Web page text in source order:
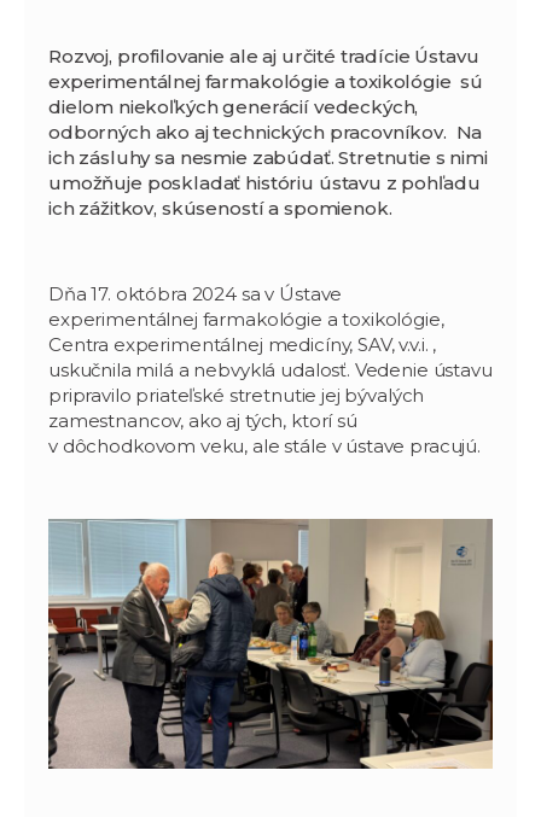
Rozvoj, profilovanie ale aj určité tradície Ústavu
experimentálnej farmakológie a toxikológie sú
dielom niekoľkých generácií vedeckých,
odborných ako aj technických pracovníkov. Na
ich zásluhy sa nesmie zabúdať. Stretnutie s nimi
umožňuje poskladať históriu ústavu z pohľadu
ich zážitkov, skúseností a spomienok.
Dňa 17. októbra 2024 sa v Ústave
experimentálnej farmakológie a toxikológie,
Centra experimentálnej medicíny, SAV, v.v.i. ,
uskučnila milá a nebvyklá udalosť. Vedenie ústavu
pripravilo priateľské stretnutie jej bývalých
zamestnancov, ako aj tých, ktorí sú
v dôchodkovom veku, ale stále v ústave pracujú.